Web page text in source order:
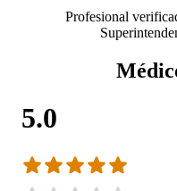
Profesional
5.0